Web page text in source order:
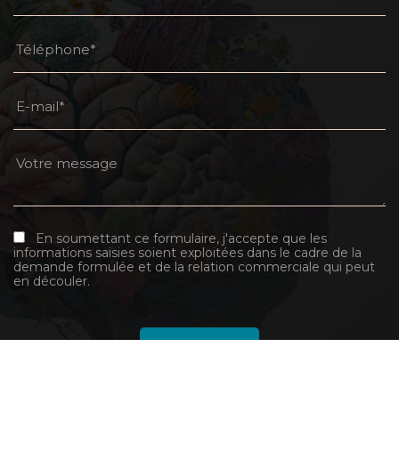
En soumettant ce formulaire, j'accepte que les
informations saisies soient exploitées dans le cadre de la
demande formulée et de la relation commerciale qui peut
en découler.